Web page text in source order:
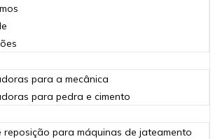
para a mecânica
para pedra e cimento
reposição para máquinas de jateamento